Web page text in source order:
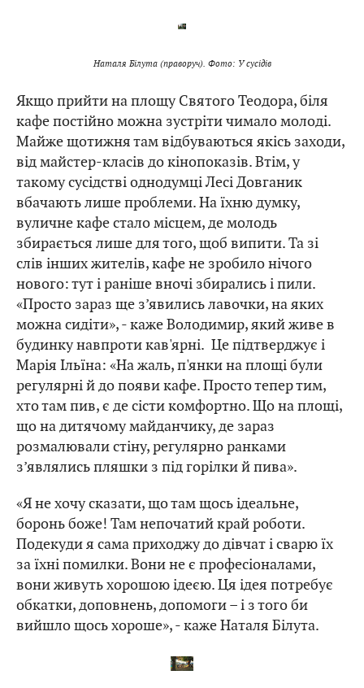
Наталя Білута (праворуч). Фото: У сусідів
Якщо прийти на площу Святого Теодора, біля
кафе постійно можна зустріти чимало молоді.
Майже щотижня там відбуваються якісь заходи,
від майстер-класів до кінопоказів. Втім, у
такому сусідстві однодумці Лесі Довганик
вбачають лише проблеми. На їхню думку,
вуличне кафе стало місцем, де молодь
збирається лише для того, щоб випити. Та зі
слів інших жителів, кафе не зробило нічого
нового: тут і раніше вночі збирались і пили.
«Просто зараз ще з’явились лавочки, на яких
можна сидіти», - каже Володимир, який живе в
будинку навпроти кав'ярні. Це підтверджує і
Марія Ільїна: «На жаль, п'янки на площі були
регулярні й до появи кафе. Просто тепер тим,
хто там пив, є де сісти комфортно. Що на площі,
що на дитячому майданчику, де зараз
розмалювали стіну, регулярно ранками
з’являлись пляшки з під горілки й пива».
«Я не хочу сказати, що там щось ідеальне,
боронь боже! Там непочатий край роботи.
Подекуди я сама приходжу до дівчат і сварю їх
за їхні помилки. Вони не є професіоналами,
вони живуть хорошою ідеєю. Ця ідея потребує
обкатки, доповнень, допомоги – і з того би
вийшло щось хороше», - каже Наталя Білута.